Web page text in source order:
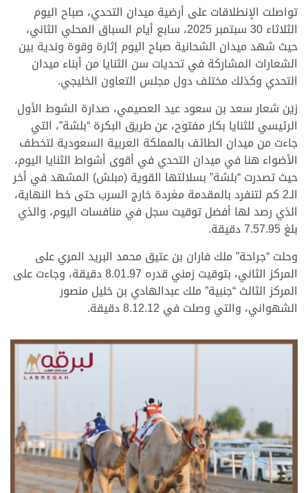
تواصلت الإنطلاقات على أرضية ميدان التحدي، صباح اليوم
الثلاثاء 30 سبتمبر 2025، سابع أيام السباق المحلي الثاني،
حيث شهد ميدان الشحانية صباح اليوم إثارة وقوة وندية بين
الشعارات المشاركة في تحديات سن الثنايا من أبناء ميدان
التحدي وكذلك مختلف دول مجلس التعاون الخليجي.
زيَن شعار سعد بن سعود عيد العصيمي، صدارة الشوط الأول
الرئيسي للثنايا بكار مفتوح، عن طريق البكرة “بلشة”، التي
جاءت من ميدان الطائف بالمملكة العربية السعودية لتخطف
الأضواء هنا في ميدان التحدي في أقوى أشواط الثنايا اليوم،
حيث تصدرت “بلشة” بسلالتها القوية (مبلش) المشهد في أخر
الـ2 كم لتنفرد بالمقدمة مغردة خارج السرب حتى خط النهاية،
الذي رصد لها أفضل توقيت سجل في منافسات اليوم، والذي
بلغ 7.57.95 دقيقة.
وحلت “جراحة” ملك فاران بن عتيق محمد البريد المري على
المركز الثاني، بتوقيت زمني قدره 8.01.97 دقيقة، وجاءت على
المركز الثالث “جنبية” ملك عبدالهادي بن خليل منصور
الشهواني، والتي وصلت في 8.12.12 دقيقة.